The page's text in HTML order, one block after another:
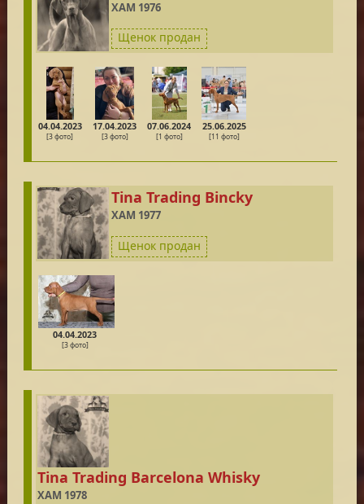
XAM 1976
Щенок продан
04.04.2023
[3 фото]
17.04.2023
[3 фото]
07.06.2024
[1 фото]
25.06.2025
[11 фото]
Tina Trading Bincky
XAM 1977
Щенок продан
04.04.2023
[3 фото]
Tina Trading Barcelona Whisky
XAM 1978